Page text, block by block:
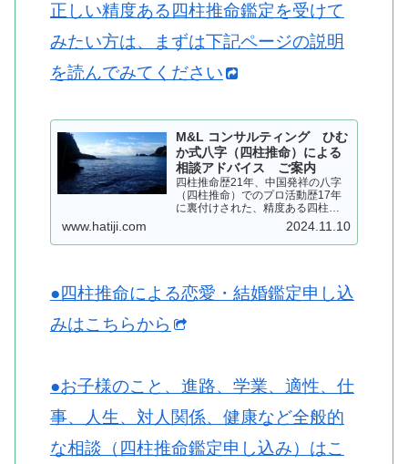
正しい精度ある四柱推命鑑定を受けて
みたい方は、まずは下記ページの説明
を読んでみてください
M&L コンサルティング ひむ
か式八字（四柱推命）による
相談アドバイス ご案内
四柱推命歴21年、中国発祥の八字
（四柱推命）でのプロ活動歴17年
に裏付けされた、精度ある四柱推
命を用いて、皆さまにアドバイス
いたします。個人情報は厳守いた
します…
www.hatiji.com 2024.11.10
●四柱推命による恋愛・結婚鑑定申し込
みはこちらから
●お子様のこと、進路、学業、適性、仕
事、人生、対人関係、健康など全般的
な相談（四柱推命鑑定申し込み）はこ